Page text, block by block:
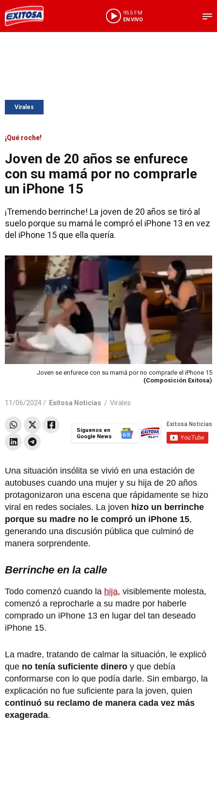
95.5 FM
EN VIVO
Virales
¡Qué roche!
Joven de 20 años se enfurece
con su mamá por no comprarle
un iPhone 15
¡Tremendo berrinche! La joven de 20 años se tiró al
suelo porque su mamá le compró el iPhone 13 en vez
del iPhone 15 que ella quería.
Joven se enfurece con su mamá por no comprarle el iPhone 15
(Composición Exitosa)
11/06/2024 / Exitosa Noticias / Virales
Síguenos en
Google News
Una situación insólita se vivió en una estación de
autobuses cuando una mujer y su hija de 20 años
protagonizaron una escena que rápidamente se hizo
viral en redes sociales. La joven hizo un berrinche
porque su madre no le compró un iPhone 15,
generando una discusión pública que culminó de
manera sorprendente.
Berrinche en la calle
Todo comenzó cuando la hija, visiblemente molesta,
comenzó a reprocharle a su madre por haberle
comprado un iPhone 13 en lugar del tan deseado
iPhone 15.
La madre, tratando de calmar la situación, le explicó
que no tenía suficiente dinero y que debía
conformarse con lo que podía darle. Sin embargo, la
explicación no fue suficiente para la joven, quien
continuó su reclamo de manera cada vez más
exagerada.